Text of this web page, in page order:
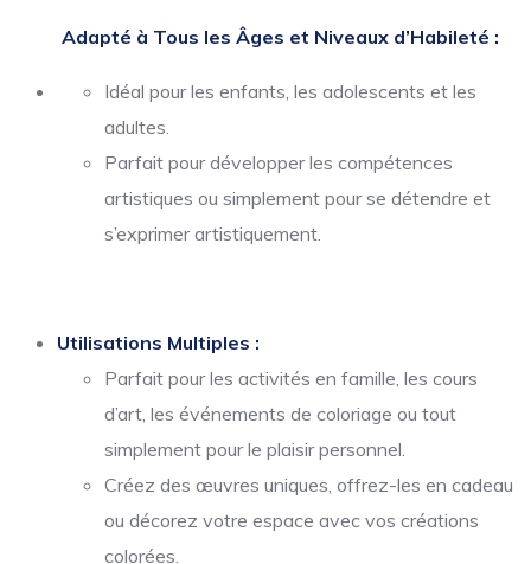
Adapté à Tous les Âges et Niveaux d’Habileté :
Idéal pour les enfants, les adolescents et les
adultes.
Parfait pour développer les compétences
artistiques ou simplement pour se détendre et
s’exprimer artistiquement.
Utilisations Multiples :
Parfait pour les activités en famille, les cours
d’art, les événements de coloriage ou tout
simplement pour le plaisir personnel.
Créez des œuvres uniques, offrez-les en cadeau
ou décorez votre espace avec vos créations
colorées.